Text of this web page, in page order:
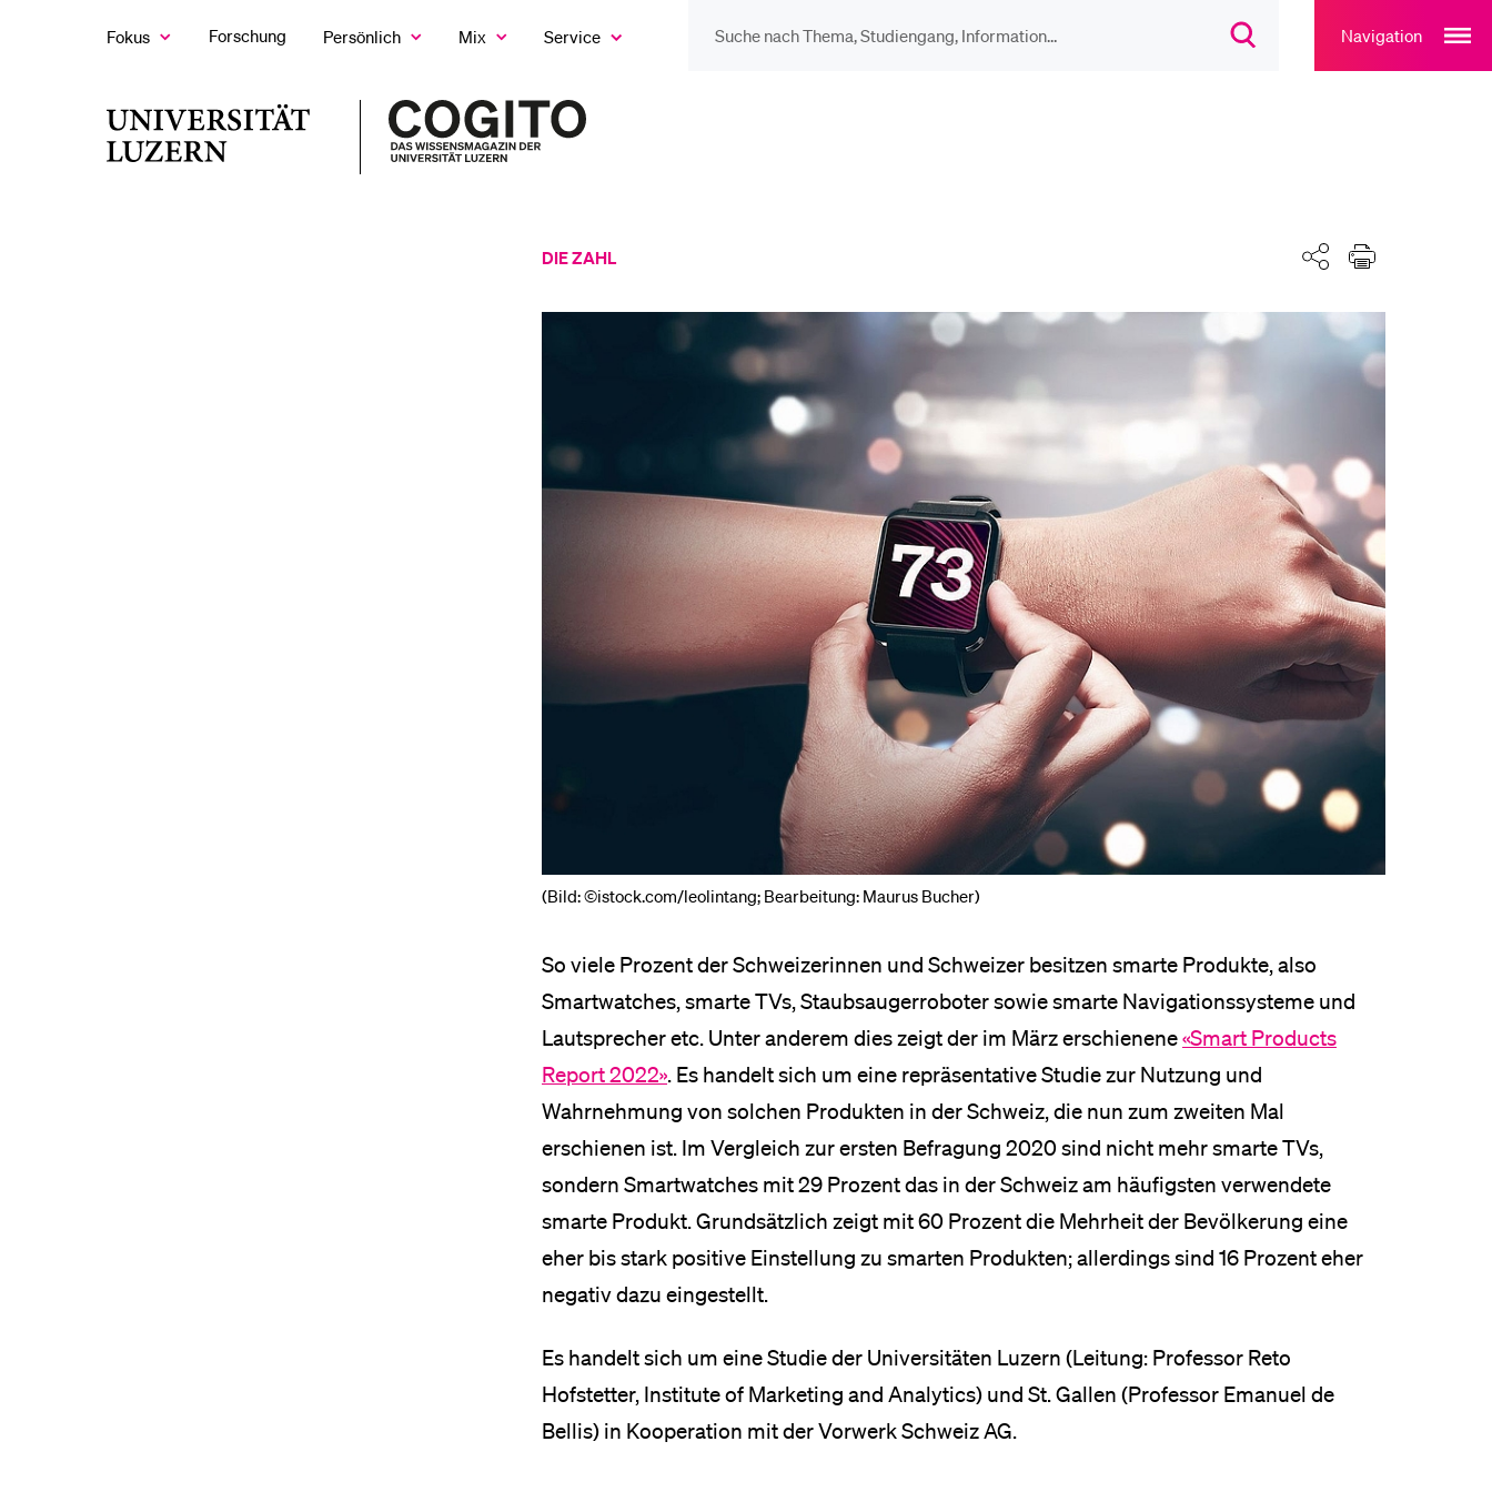
FokusZeige
Forschung Persönlich
Zeige
Untermenü
MixZeige
Untermenü
Service
Suchdialog
Navigation
main
navigation
Universität
Zur
Teilen Drucken
DIE ZAHL
(Bild: ©istock.com/leolintang; Bearbeitung: Maurus Bucher)
So viele Prozent der Schweizerinnen und Schweizer besitzen smarte Produkte, also
Smartwatches, smarte TVs, Staubsaugerroboter sowie smarte Navigationssysteme und
Lautsprecher etc. Unter anderem dies zeigt der im März erschienene«Smart Products
Report 2022». Es handelt sich um eine repräsentative Studie zur Nutzung und
Wahrnehmung von solchen Produkten in der Schweiz, die nun zum zweiten Mal
erschienen ist. Im Vergleich zur ersten Befragung 2020 sind nicht mehr smarte TVs,
sondern Smartwatches mit 29 Prozent das in der Schweiz am häufigsten verwendete
smarte Produkt. Grundsätzlich zeigt mit 60 Prozent die Mehrheit der Bevölkerung eine
eher bis stark positive Einstellung zu smarten Produkten; allerdings sind 16 Prozent eher
negativ dazu eingestellt.
Es handelt sich um eine Studie der Universitäten Luzern (Leitung: Professor Reto
Hofstetter, Institute of Marketing and Analytics) und St. Gallen (Professor Emanuel de
Bellis) in Kooperation mit der Vorwerk Schweiz AG.
Sie haben noch keine Suche getätigt.
DIE UNI FÜR…
Studierende
Forschende
Mitarbeitende
Stellensuchende
Medien
Sportangebot
Anmeldung und Zulassung